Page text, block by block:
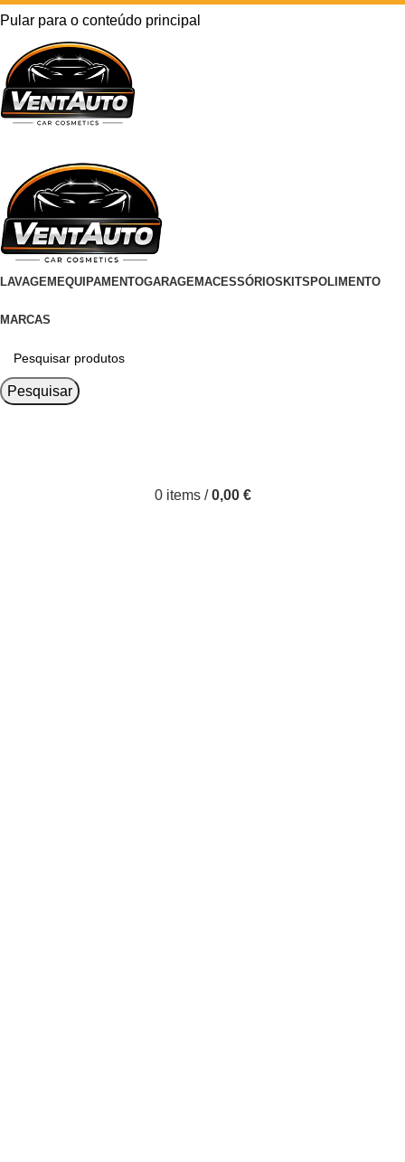
Pular para o conteúdo principal
LAVAGEMEQUIPAMENTOGARAGEMACESSÓRIOSKITSPOLIMENTO
MARCAS
Pesquisar
0 items / 0,00 €